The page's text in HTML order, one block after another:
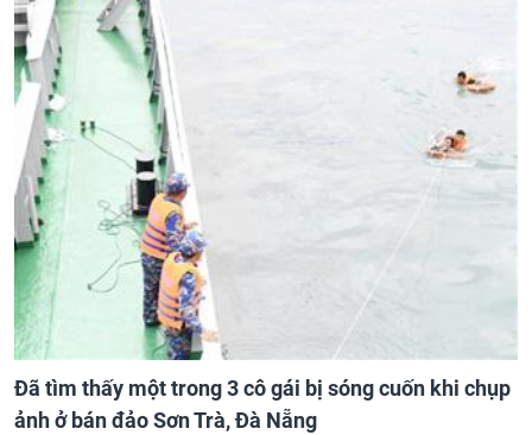
Đã tìm thấy một trong 3 cô gái bị sóng cuốn khi chụp
ảnh ở bán đảo Sơn Trà, Đà Nẵng